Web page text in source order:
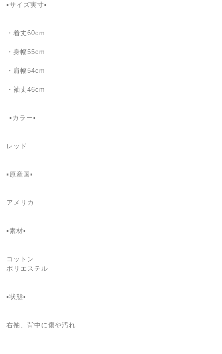
▪️サイズ実寸▪️
・着丈60cm
・身幅55cm
・肩幅54cm
・袖丈46cm
️ ▪️カラー▪️
レッド
▪️原産国▪️
アメリカ
▪️素材▪️
コットン
ポリエステル
▪️状態▪️
右袖、背中に傷や汚れ